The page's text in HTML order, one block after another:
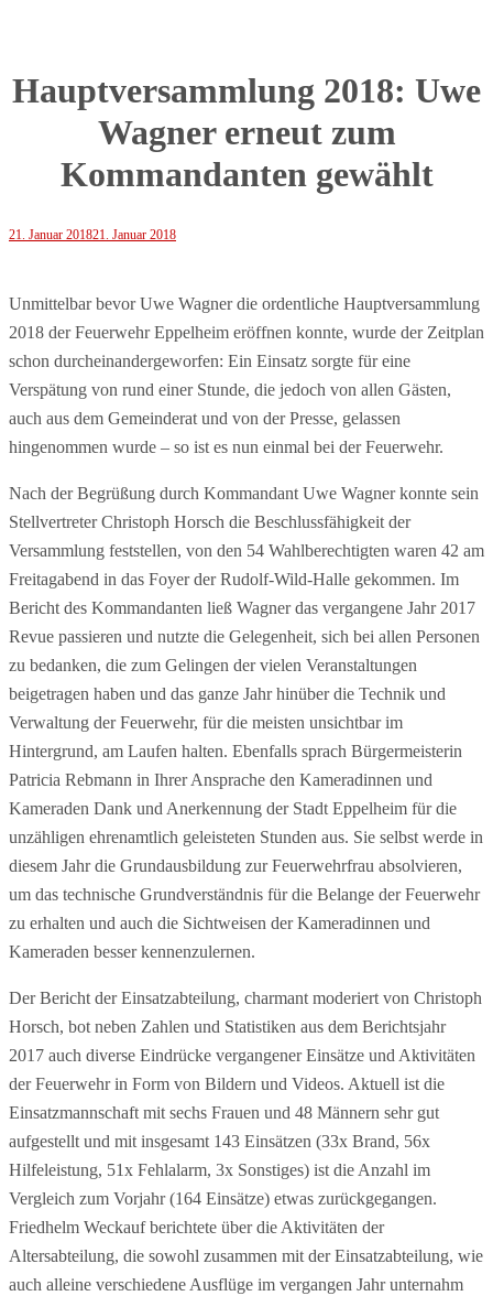
Hauptversammlung 2018: Uwe
Wagner erneut zum
Kommandanten gewählt
21. Januar 201821. Januar 2018
Unmittelbar bevor Uwe Wagner die ordentliche Hauptversammlung
2018 der Feuerwehr Eppelheim eröffnen konnte, wurde der Zeitplan
schon durcheinandergeworfen: Ein Einsatz sorgte für eine
Verspätung von rund einer Stunde, die jedoch von allen Gästen,
auch aus dem Gemeinderat und von der Presse, gelassen
hingenommen wurde – so ist es nun einmal bei der Feuerwehr.
Nach der Begrüßung durch Kommandant Uwe Wagner konnte sein
Stellvertreter Christoph Horsch die Beschlussfähigkeit der
Versammlung feststellen, von den 54 Wahlberechtigten waren 42 am
Freitagabend in das Foyer der Rudolf-Wild-Halle gekommen. Im
Bericht des Kommandanten ließ Wagner das vergangene Jahr 2017
Revue passieren und nutzte die Gelegenheit, sich bei allen Personen
zu bedanken, die zum Gelingen der vielen Veranstaltungen
beigetragen haben und das ganze Jahr hinüber die Technik und
Verwaltung der Feuerwehr, für die meisten unsichtbar im
Hintergrund, am Laufen halten. Ebenfalls sprach Bürgermeisterin
Patricia Rebmann in Ihrer Ansprache den Kameradinnen und
Kameraden Dank und Anerkennung der Stadt Eppelheim für die
unzähligen ehrenamtlich geleisteten Stunden aus. Sie selbst werde in
diesem Jahr die Grundausbildung zur Feuerwehrfrau absolvieren,
um das technische Grundverständnis für die Belange der Feuerwehr
zu erhalten und auch die Sichtweisen der Kameradinnen und
Kameraden besser kennenzulernen.
Der Bericht der Einsatzabteilung, charmant moderiert von Christoph
Horsch, bot neben Zahlen und Statistiken aus dem Berichtsjahr
2017 auch diverse Eindrücke vergangener Einsätze und Aktivitäten
der Feuerwehr in Form von Bildern und Videos. Aktuell ist die
Einsatzmannschaft mit sechs Frauen und 48 Männern sehr gut
aufgestellt und mit insgesamt 143 Einsätzen (33x Brand, 56x
Hilfeleistung, 51x Fehlalarm, 3x Sonstiges) ist die Anzahl im
Vergleich zum Vorjahr (164 Einsätze) etwas zurückgegangen.
Friedhelm Weckauf berichtete über die Aktivitäten der
Altersabteilung, die sowohl zusammen mit der Einsatzabteilung, wie
auch alleine verschiedene Ausflüge im vergangen Jahr unternahm